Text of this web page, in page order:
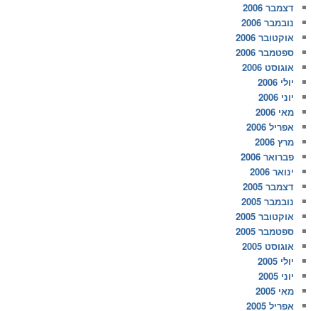
דצמבר 2006
נובמבר 2006
אוקטובר 2006
ספטמבר 2006
אוגוסט 2006
יולי 2006
יוני 2006
מאי 2006
אפריל 2006
מרץ 2006
פברואר 2006
ינואר 2006
דצמבר 2005
נובמבר 2005
אוקטובר 2005
ספטמבר 2005
אוגוסט 2005
יולי 2005
יוני 2005
מאי 2005
אפריל 2005